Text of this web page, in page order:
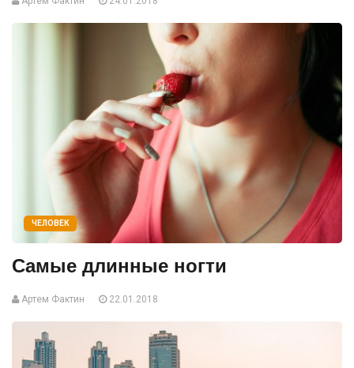
ЧЕЛОВЕК
Самые длинные ногти
Артем Фактин 22.01.2018